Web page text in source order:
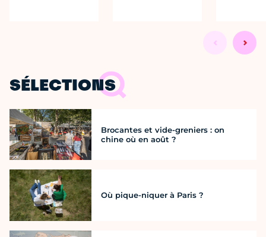
SÉLECTIONS
Brocantes et vide-greniers : on
chine où en août ?
Où pique-niquer à Paris ?